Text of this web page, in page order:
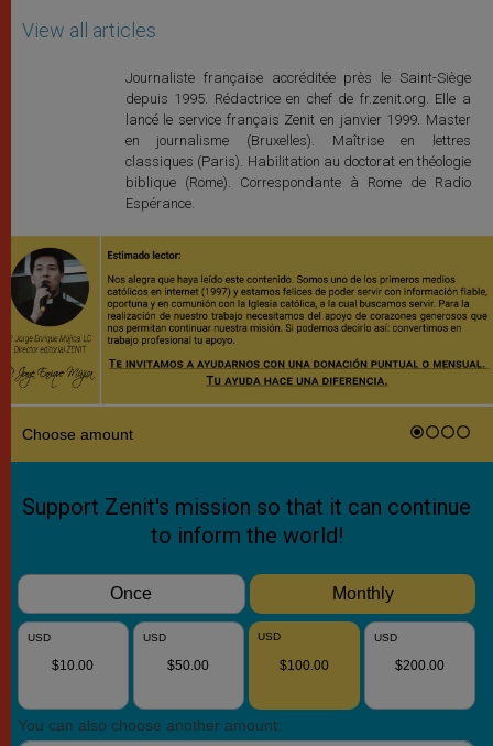
View all articles
Journaliste française accréditée près le Saint-Siège
depuis 1995. Rédactrice en chef de fr.zenit.org. Elle a
lancé le service français Zenit en janvier 1999. Master
en journalisme (Bruxelles). Maîtrise en lettres
classiques (Paris). Habilitation au doctorat en théologie
biblique (Rome). Correspondante à Rome de Radio
Espérance.